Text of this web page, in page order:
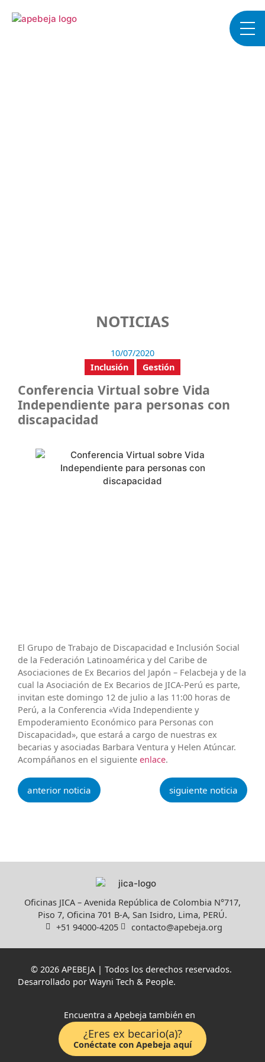
¿Eres ex becario(a)?
Conéctate con Apebeja aquí
NOTICIAS
10/07/2020
Inclusión
Gestión
Conferencia Virtual sobre Vida
Independiente para personas con
discapacidad
El Grupo de Trabajo de Discapacidad e Inclusión Social
de la Federación Latinoamérica y del Caribe de
Asociaciones de Ex Becarios del Japón – Felacbeja y de la
cual la Asociación de Ex Becarios de JICA-Perú es parte,
invitan este domingo 12 de julio a las 11:00 horas de
Perú, a la Conferencia «Vida Independiente y
Empoderamiento Económico para Personas con
Discapacidad», que estará a cargo de nuestras ex
becarias y asociadas Barbara Ventura y Helen Atúncar.
Acompáñanos en el siguiente enlace.
anterior noticia siguiente noticia
Oficinas JICA – Avenida República de Colombia N°717,
Piso 7, Oficina 701 B-A, San Isidro, Lima, PERÚ.
+51 94000-4205
contacto@apebeja.org
© 2026 APEBEJA | Todos los derechos reservados.
Desarrollado por Wayni Tech & People.
Encuentra a Apebeja también en